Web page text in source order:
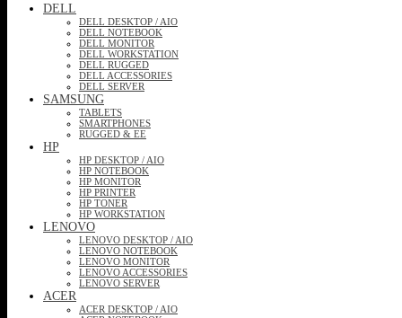
DELL
DELL DESKTOP / AIO
DELL NOTEBOOK
DELL MONITOR
DELL WORKSTATION
DELL RUGGED
DELL ACCESSORIES
DELL SERVER
SAMSUNG
TABLETS
SMARTPHONES
RUGGED & EE
HP
HP DESKTOP / AIO
HP NOTEBOOK
HP MONITOR
HP PRINTER
HP TONER
HP WORKSTATION
LENOVO
LENOVO DESKTOP / AIO
LENOVO NOTEBOOK
LENOVO MONITOR
LENOVO ACCESSORIES
LENOVO SERVER
ACER
ACER DESKTOP / AIO